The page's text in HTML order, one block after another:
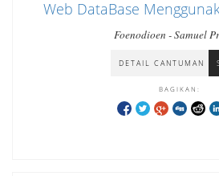
Web DataBase
Page
Foenodioen - Samuel
DETAIL CANTUMAN
BAGIKAN: